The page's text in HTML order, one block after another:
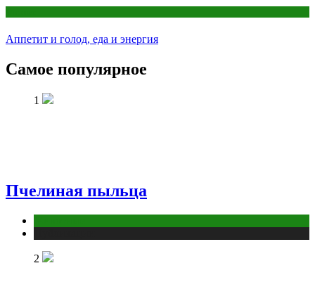
Аппетит и голод, еда и энергия
Самое популярное
1
Пчелиная пыльца
2